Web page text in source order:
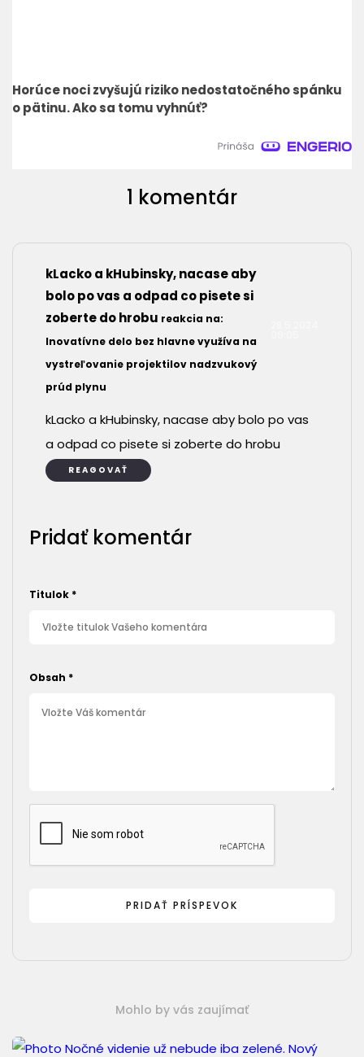
Horúce noci zvyšujú riziko nedostatočného spánku
o pätinu. Ako sa tomu vyhnúť?
1 komentár
kLacko a kHubinsky, nacase aby
bolo po vas a odpad co pisete si
zoberte do hrobu reakcia na:
Inovatívne delo bez hlavne využíva na
vystreľovanie projektilov nadzvukový
prúd plynu
kLacko a kHubinsky, nacase aby bolo po vas
a odpad co pisete si zoberte do hrobu
REAGOVAŤ
Pridať komentár
Titulok *
Obsah *
Mohlo by vás zaujímať